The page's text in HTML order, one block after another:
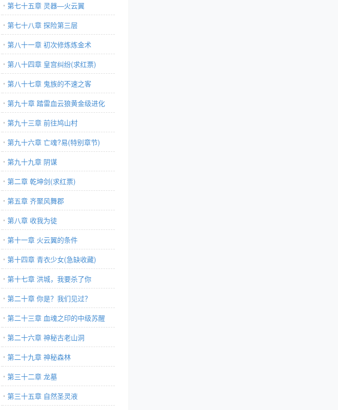
第七十五章 灵器—火云翼
第七十八章 探险第三层
第八十一章 初次修炼炼金术
第八十四章 皇宫纠纷(求红票)
第八十七章 鬼族的不速之客
第九十章 踏雷血云狼黄金级进化
第九十三章 前往鸠山村
第九十六章 亡魂?易(特别章节)
第九十九章 阴谋
第二章 乾坤剑(求红票)
第五章 齐聚风舞郡
第八章 收我为徒
第十一章 火云翼的条件
第十四章 青衣少女(急缺收藏)
第十七章 洪城，我要杀了你
第二十章 你是？我们见过？
第二十三章 血魂之印的中级苏醒
第二十六章 神秘古老山洞
第二十九章 神秘森林
第三十二章 龙墓
第三十五章 自然圣灵液